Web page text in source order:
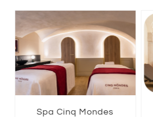
Spa Cinq Mondes